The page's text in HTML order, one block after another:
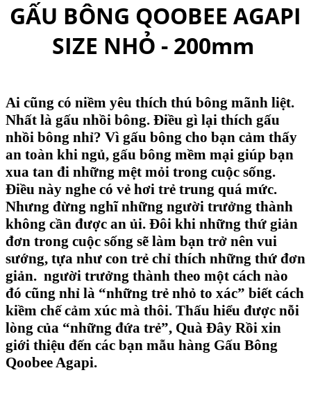
GẤU BÔNG QOOBEE AGAPI
SIZE NHỎ - 200mm
Ai cũng có niềm yêu thích thú bông mãnh liệt.
Nhất là gấu nhồi bông. Điều gì lại thích gấu
nhồi bông nhỉ? Vì gấu bông cho bạn cảm thấy
an toàn khi ngủ, gấu bông mềm mại giúp bạn
xua tan đi những mệt mỏi trong cuộc sống.
Điều này nghe có vẻ hơi trẻ trung quá mức.
Nhưng đừng nghĩ những người trưởng thành
không cần được an ủi. Đôi khi những thứ giản
đơn trong cuộc sống sẽ làm bạn trở nên vui
sướng, tựa như con trẻ chỉ thích những thứ đơn
giản. người trưởng thành theo một cách nào
đó cũng nhỉ là “những trẻ nhỏ to xác” biết cách
kiềm chế cảm xúc mà thôi. Thấu hiểu được nỗi
lòng của “những đứa trẻ”, Quà Đây Rồi xin
giới thiệu đến các bạn mẫu hàng Gấu Bông
Qoobee Agapi.